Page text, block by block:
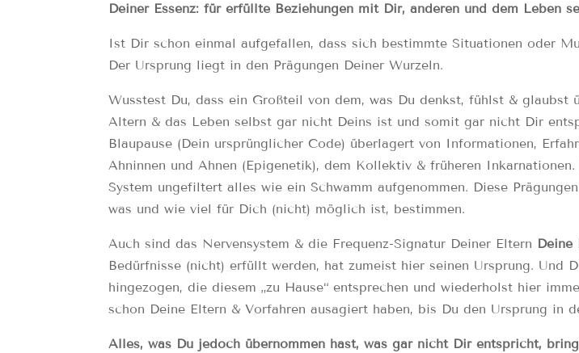
Deiner Essenz: für erfüllte Beziehungen mit Dir, anderen und dem Leben
Ist Dir schon einmal aufgefallen, dass sich bestimmte Situationen oder
Der Ursprung liegt in den Prägungen Deiner Wurzeln.
Wusstest Du, dass ein Großteil von dem, was Du denkst, fühlst & glaubst
Altern & das Leben selbst gar nicht Deins ist und somit gar nicht Dir
Blaupause (Dein ursprünglicher Code) überlagert von Informationen,
Ahninnen und Ahnen (Epigenetik), dem Kollektiv & früheren
System ungefiltert alles wie ein Schwamm aufgenommen. Diese
was und wie viel für Dich (nicht) möglich ist, bestimmen.
Auch sind das Nervensystem & die Frequenz-Signatur Deiner Eltern Deine
Bedürfnisse (nicht) erfüllt werden, hat zumeist hier seinen Ursprung. Und
hingezogen, die diesem „zu Hause“ entsprechen und wiederholst hier
schon Deine Eltern & Vorfahren ausagiert haben, bis Du den Ursprung in
Alles, was Du jedoch übernommen hast, was gar nicht Dir entspricht,